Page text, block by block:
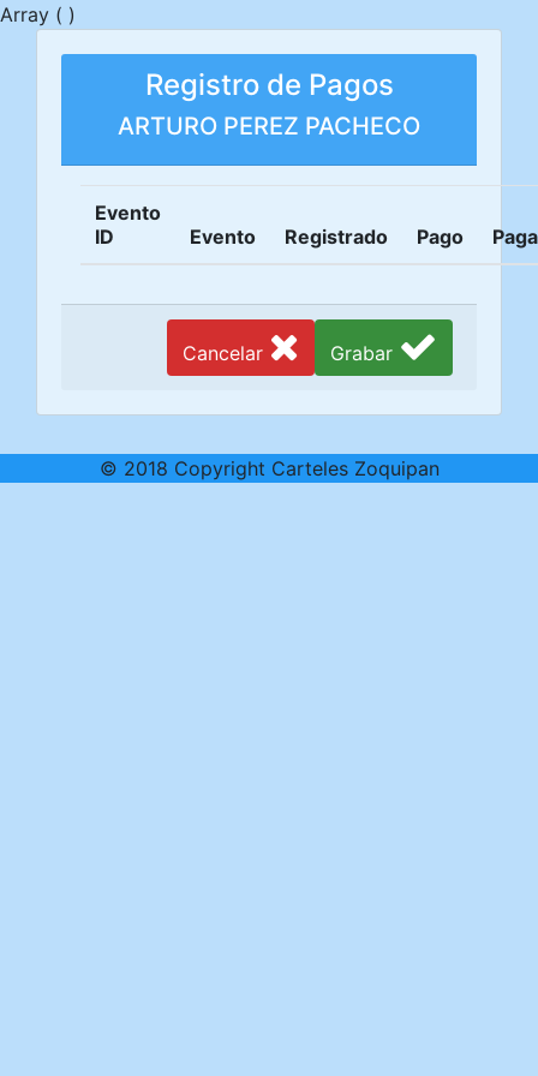
Array ( )
Registro de Pagos
ARTURO PEREZ PACHECO
Evento
ID
Evento Registrado Pago
Grabar
Cancelar
© 2018 Copyright Carteles Zoquipan